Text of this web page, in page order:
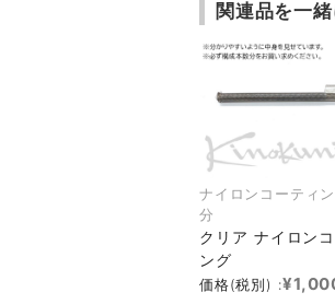
関連品を一
ナイロンコーティ
分
クリア ナイロン
ング
価格(税別) :